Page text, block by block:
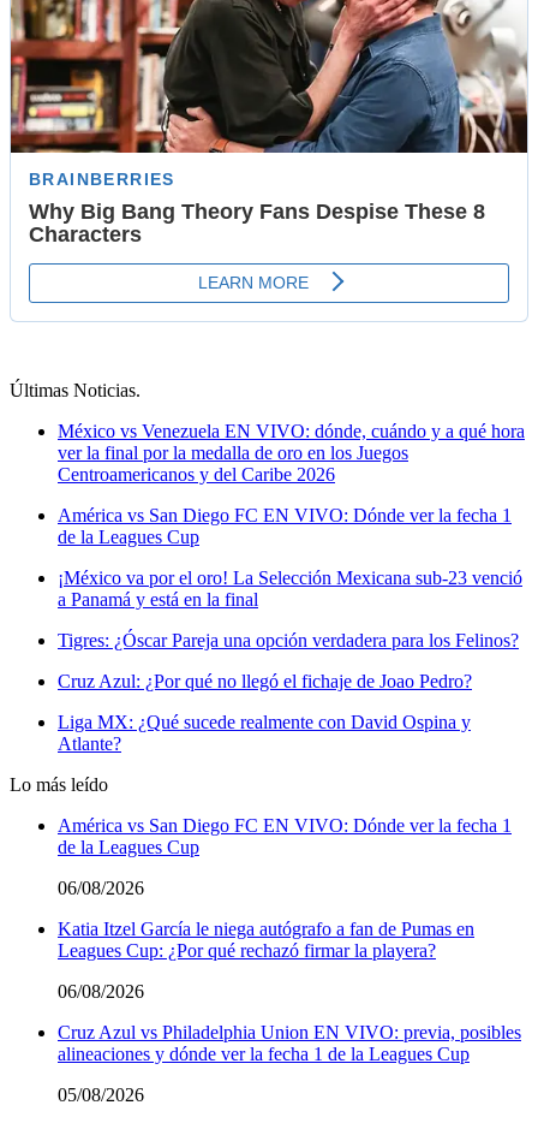
Últimas Noticias.
México vs Venezuela EN VIVO: dónde, cuándo y a qué hora
ver la final por la medalla de oro en los Juegos
Centroamericanos y del Caribe 2026
América vs San Diego FC EN VIVO: Dónde ver la fecha 1
de la Leagues Cup
¡México va por el oro! La Selección Mexicana sub-23 venció
a Panamá y está en la final
Tigres: ¿Óscar Pareja una opción verdadera para los Felinos?
Cruz Azul: ¿Por qué no llegó el fichaje de Joao Pedro?
Liga MX: ¿Qué sucede realmente con David Ospina y
Atlante?
Lo más leído
América vs San Diego FC EN VIVO: Dónde ver la fecha 1
de la Leagues Cup
06/08/2026
Katia Itzel García le niega autógrafo a fan de Pumas en
Leagues Cup: ¿Por qué rechazó firmar la playera?
06/08/2026
Cruz Azul vs Philadelphia Union EN VIVO: previa, posibles
alineaciones y dónde ver la fecha 1 de la Leagues Cup
05/08/2026